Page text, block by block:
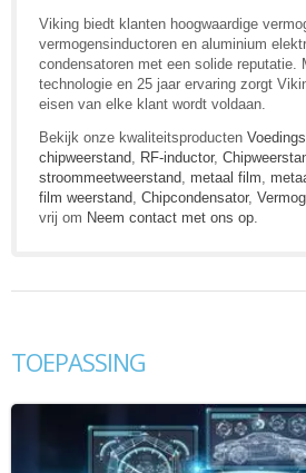
Viking biedt klanten hoogwaardige
vermogensinductoren en aluminium
condensatoren met een solide reputatie.
technologie en 25 jaar ervaring zorgt
eisen van elke klant wordt voldaan.
Bekijk onze kwaliteitsproducten
chipweerstand
RF-inductor,
stroommeetweerstand
metaal film
film weerstand Chipcondensator,
vrij om Neem contact met ons op
TOEPASSING